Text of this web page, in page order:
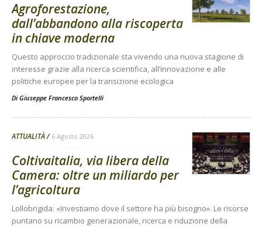
Agroforestazione,
dall’abbandono alla riscoperta
in chiave moderna
Questo approccio tradizionale sta vivendo una nuova stagione di
interesse grazie alla ricerca scientifica, all’innovazione e alle
politiche europee per la transizione ecologica
Di Giuseppe Francesco Sportelli
ATTUALITÀ 6 Agosto 2026
Coltivaitalia, via libera della
Camera: oltre un miliardo per
l’agricoltura
Lollobrigida: «Investiamo dove il settore ha più bisogno». Le risorse
puntano su ricambio generazionale, ricerca e riduzione della